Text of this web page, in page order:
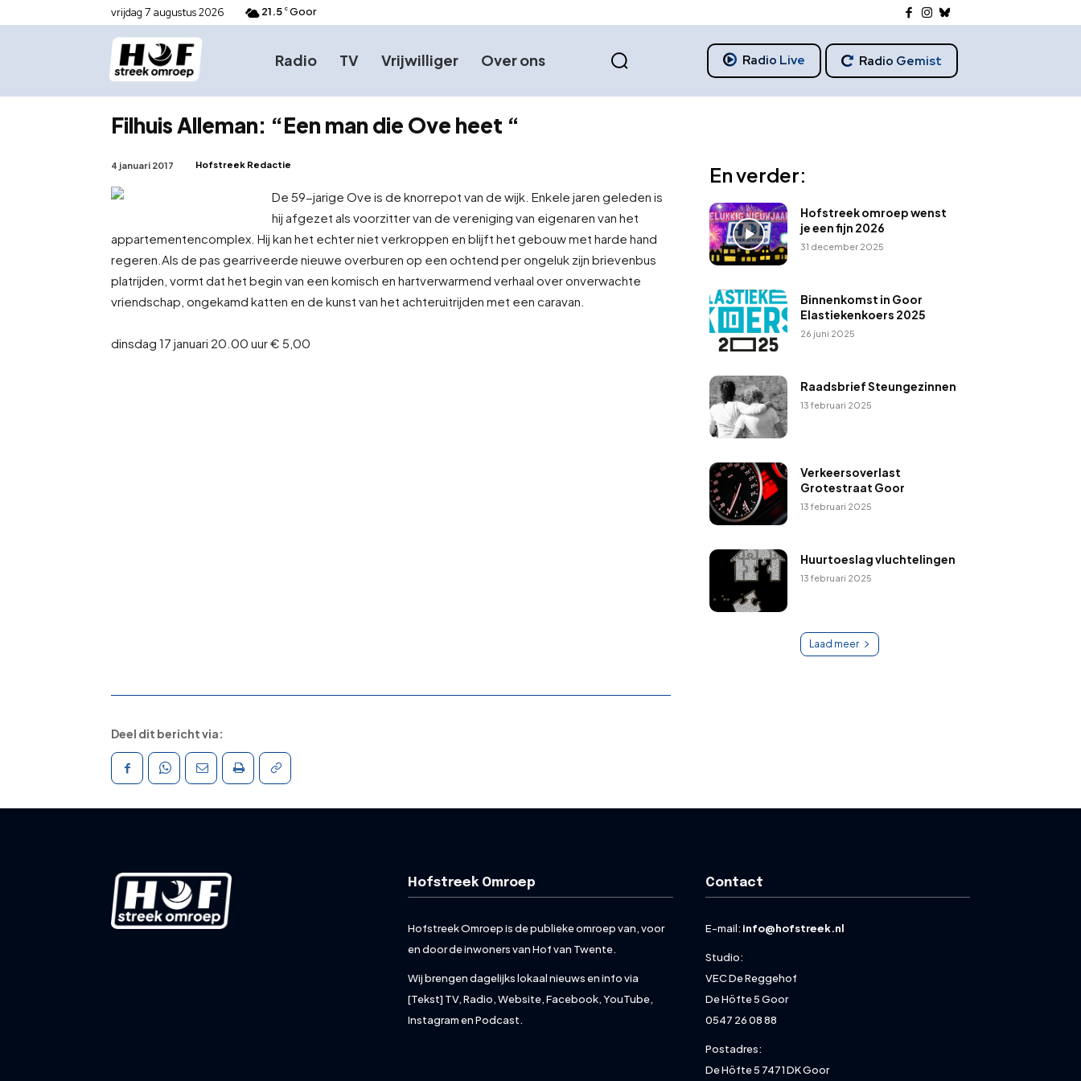
vrijdag 7 augustus 2026 21.5 C Goor
Radio TV Vrijwilliger Over ons Radio Live Radio Gemist
Filhuis Alleman: “Een man die Ove heet “
4 januari 2017 Hofstreek Redactie
De 59-jarige Ove is de knorrepot van de wijk. Enkele jaren geleden is
hij afgezet als voorzitter van de vereniging van eigenaren van het
appartementencomplex. Hij kan het echter niet verkroppen en blijft het gebouw met harde hand
regeren. Als de pas gearriveerde nieuwe overburen op een ochtend per ongeluk zijn brievenbus
platrijden, vormt dat het begin van een komisch en hartverwarmend verhaal over onverwachte
vriendschap, ongekamd katten en de kunst van het achteruitrijden met een caravan.
dinsdag 17 januari 20.00 uur € 5,00
En verder:
Hofstreek omroep wenst
je een fijn 2026
31 december 2025
Binnenkomst in Goor
Elastiekenkoers 2025
26 juni 2025
Raadsbrief Steungezinnen
13 februari 2025
Verkeersoverlast
Grotestraat Goor
13 februari 2025
Huurtoeslag vluchtelingen
13 februari 2025
Laad meer
Deel dit bericht via:
Hofstreek Omroep
Hofstreek Omroep is de publieke omroep van, voor
en door de inwoners van Hof van Twente.
Wij brengen dagelijks lokaal nieuws en info via
[Tekst] TV, Radio, Website, Facebook, YouTube,
Instagram en Podcast.
Contact
E-mail: info@hofstreek.nl
Studio:
VEC De Reggehof
De Höfte 5 Goor
0547 26 08 88
Postadres:
De Höfte 5 7471 DK Goor